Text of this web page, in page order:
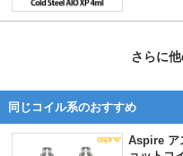
さらに
同じコイル系のおすすめ
Aspire ア